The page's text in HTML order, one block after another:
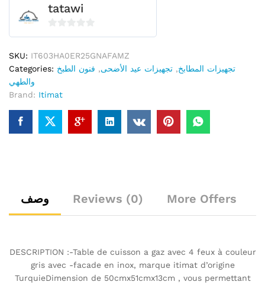
tatawi
0
u
t
f
5
SKU: IT603HA0ER25GNAFAMZ
Categories:
تجهيزات المطابخ, تجهيزات عيد الأضحى, فنون الطبخ
والطهي
Brand: Itimat
وصف Reviews (0) More Offers
DESCRIPTION :-Table de cuisson a gaz avec 4 feux à couleur
gris avec -facade en inox, marque itimat d’origine
TurquieDimension de 50cmx51cmx13cm , vous permettant